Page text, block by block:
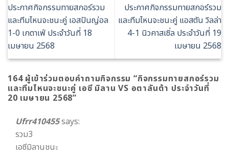
ประกาศกิจกรรมทายสกอร์รวม
และทีมไหนจะชนะคู่ เอสปันญ่อล
1-0 เกตาเฟ่ ประจำวันที่ 18
เมษายน 2568
ประกาศกิจกรรมทายสกอร์รวม
และทีมไหนจะชนะคู่ แอสตัน วิลล่า
4-1 นิวคาสเซิ่ล ประจำวันที่ 19
เมษายน 2568
164 ผู้เข้าร่วมตอบคำถามกิจกรรม “กิจกรรมทายสกอร์รวม
และทีมไหนจะชนะคู่ เอซี มิลาน VS อตาลันต้า ประจำวันที่
20 เมษายน 2568”
Ufrr410455says:
รวม3
เอซีมิลานชนะ